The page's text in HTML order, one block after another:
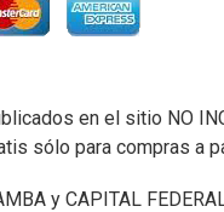
en el sitio NO
sólo para compras a
y CAPITAL